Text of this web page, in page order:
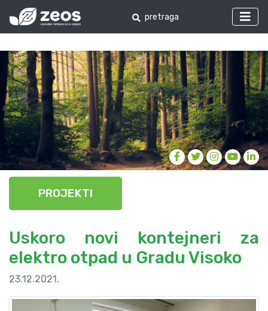
PROJEKTI
Uskoro novi kontejneri za
elektro otpad u Gradu Visoko
23.12.2021.